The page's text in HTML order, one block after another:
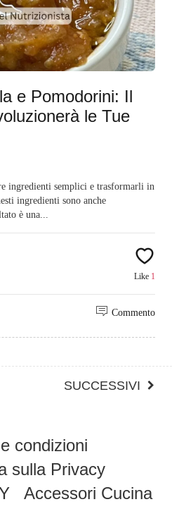
e Pomodorini: Il
le Tue
ingredienti semplici e trasformarli in
ingredienti sono anche
è una...
Like 1
Commento
SUCCESSIVI
condizioni
sulla Privacy
Accessori Cucina